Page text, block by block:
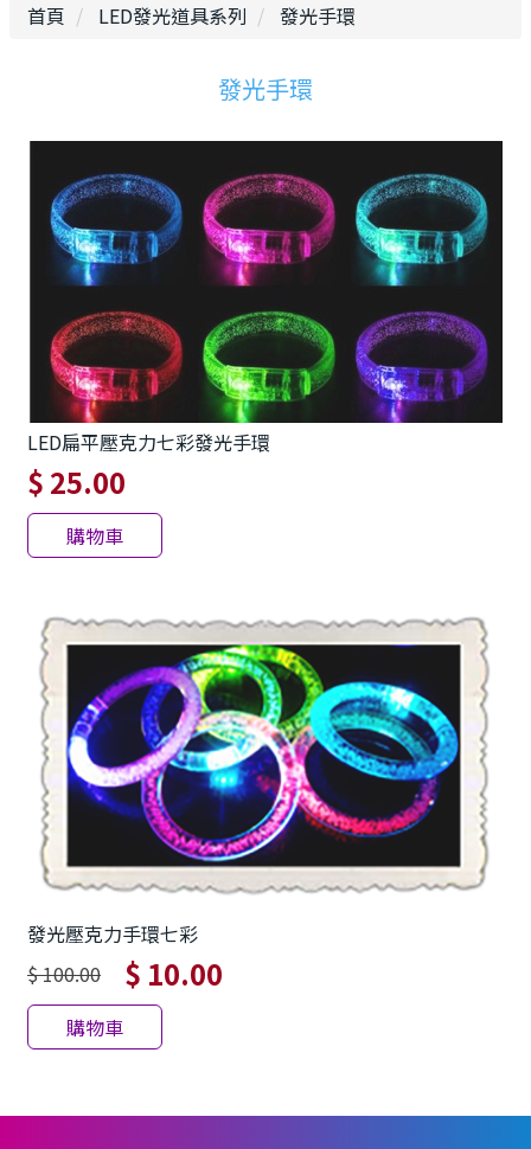
首頁 LED發光道具系列 發光手環
發光手環
LED扁平壓克力七彩發光手環
$ 25.00
購物車
發光壓克力手環七彩
$ 100.00
$ 10.00
購物車